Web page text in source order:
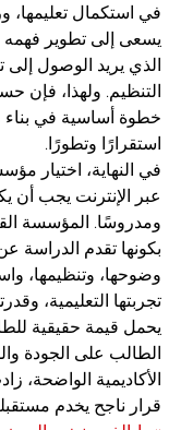
في استكمال تعليمها،
يسعى إلى تطوير فهمه
الذي يريد الوصول
التنظيم. ولهذا، فإن
خطوة أساسية في بناء
استقرارًا وتطورًا.
في النهاية، اختيار
عبر الإنترنت يجب أن
ومدروسًا. المؤسسة
بكونها تقدم الدراسة
وضوحها، وتنظيمها،
تجربتها التعليمية،
يحمل قيمة حقيقية
الطالب على الجودة
الأكاديمية الواضحة،
قرار ناجح يخدم